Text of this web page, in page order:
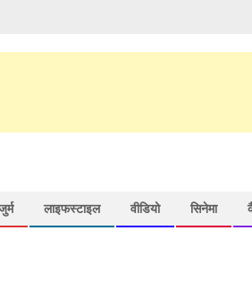
लाइफस्टाइल वीडियो सिनेमा